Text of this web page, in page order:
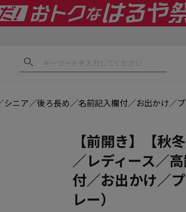
ニア／後ろ長め／名前記入欄付／お出かけ／
【前開き】【秋
／レディース／
付／お出かけ／
レー）